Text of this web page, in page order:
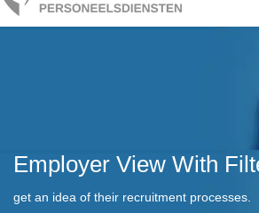
Employer View With
get an idea of their recruitment processes.